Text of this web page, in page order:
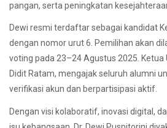
pangan, serta peningkatan
Dewi resmi terdaftar sebagai kandidat
dengan nomor urut 6. Pemilihan akan
voting pada 23–24 Agustus 2025. Ketua
Didit Ratam, mengajak seluruh alumni
verifikasi akun dan berpartisipasi aktif.
Dengan visi kolaboratif, inovasi digital,